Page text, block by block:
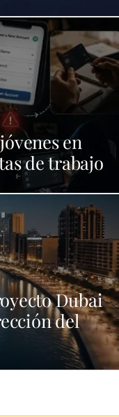
en
de trabajo
Dubai
del